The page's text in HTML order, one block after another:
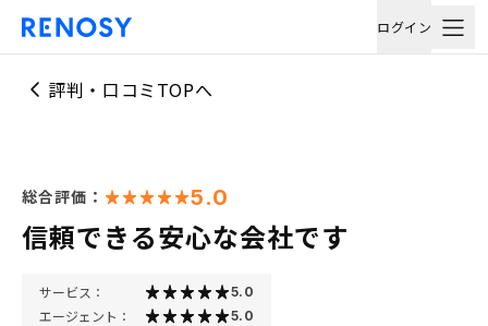
ログイン
評判・口コミTOPへ
総合評価： 5.0
信頼できる安心な会社です
サービス： 5.0
エージェント： 5.0